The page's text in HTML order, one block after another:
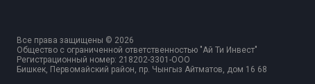
Все права защищены © 2026
Общество с ограниченной ответственностью "Ай Ти Инвест"
Регистрационный номер: 218202-3301-ООО
Бишкек, Первомайский район, пр. Чынгыз Айтматов, дом 16 68